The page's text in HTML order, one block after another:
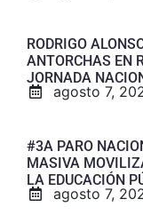
RODRIGO
ANTORCHAS EN
JORNADA
agosto 7,
#3A PARO
MASIVA
LA EDUCACIÓN
agosto 7,